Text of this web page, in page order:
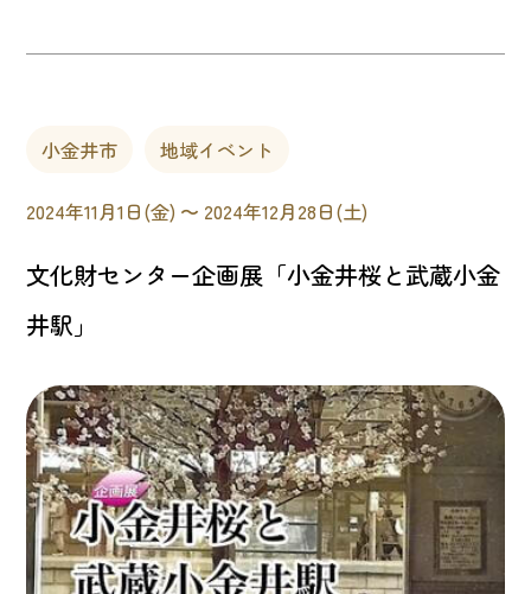
小金井市 地域イベント
2024年11月1日(金) 〜 2024年12月28日(土)
文化財センター企画展「小金井桜と武蔵小金
井駅」